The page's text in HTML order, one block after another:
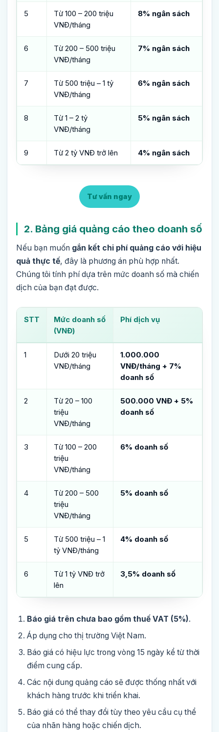
5
Từ 100 – 200 triệu
VNĐ/tháng
8% ngân sách
6
Từ 200 – 500 triệu
VNĐ/tháng
7% ngân sách
7
Từ 500 triệu – 1 tỷ
VNĐ/tháng
6% ngân sách
8
Từ 1 – 2 tỷ
VNĐ/tháng
5% ngân sách
9 Từ 2 tỷ VNĐ trở lên 4% ngân sách
Tư vấn ngay
2. Bảng giá quảng cáo theo doanh số
Nếu bạn muốn gắn kết chi phí quảng cáo với hiệu
quả thực tế, đây là phương án phù hợp nhất.
Chúng tôi tính phí dựa trên mức doanh số mà chiến
dịch của bạn đạt được.
STT
Mức doanh số
(VNĐ)
Phí dịch vụ
1
Dưới 20 triệu
VNĐ/tháng
1.000.000
VNĐ/tháng + 7%
doanh số
2
Từ 20 – 100
triệu
VNĐ/tháng
500.000 VNĐ + 5%
doanh số
3
Từ 100 – 200
triệu
VNĐ/tháng
6% doanh số
4
Từ 200 – 500
triệu
VNĐ/tháng
5% doanh số
5
Từ 500 triệu – 1
tỷ VNĐ/tháng
4% doanh số
6
Từ 1 tỷ VNĐ trở
lên
3,5% doanh số
Báo giá trên chưa bao gồm thuế VAT (5%).
Áp dụng cho thị trường Việt Nam.
Báo giá có hiệu lực trong vòng 15 ngày kể từ thời
điểm cung cấp.
Các nội dung quảng cáo sẽ được thống nhất với
khách hàng trước khi triển khai.
Báo giá có thể thay đổi tùy theo yêu cầu cụ thể
của nhãn hàng hoặc chiến dịch.